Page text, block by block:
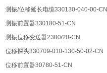
测振/位移延长电缆330130-040-00-CN
测振前置器330180-51-CN
测振位移变送器2300/20-CN
位移探头330709-010-130-50-02-CN
位移前置器30780-51-CN